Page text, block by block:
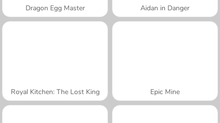
Dragon Egg Master Aidan in Danger
Royal Kitchen: The Lost King Epic Mine